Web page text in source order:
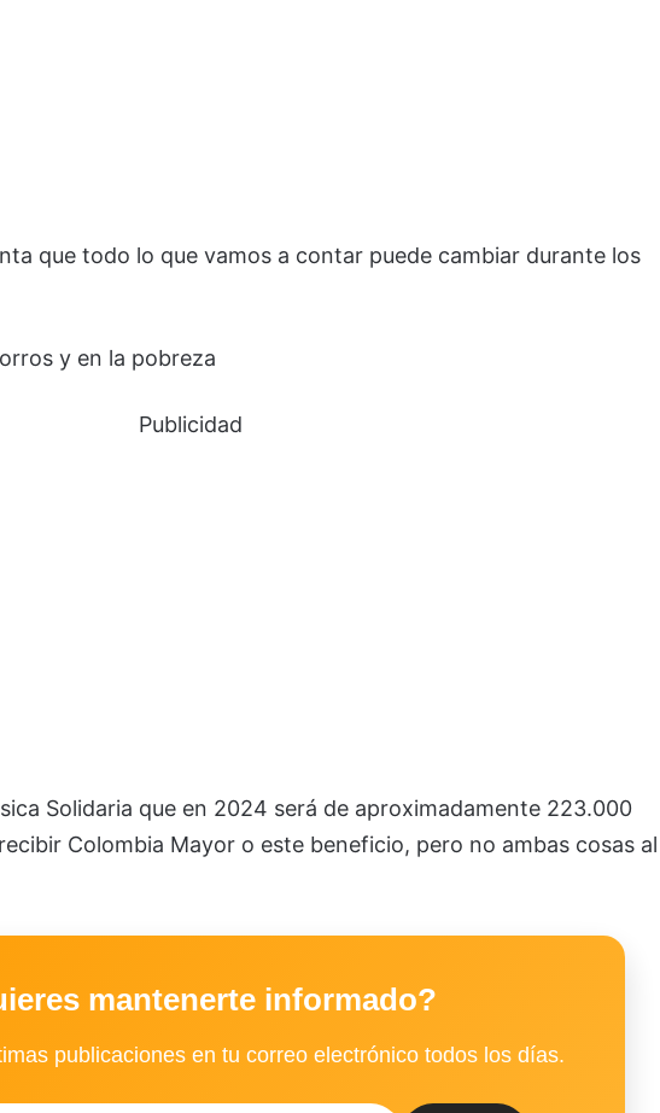
que todo lo que vamos a contar puede cambiar durante los
y en la pobreza
Publicidad
Solidaria que en 2024 será de aproximadamente 223.000
Colombia Mayor o este beneficio, pero no ambas cosas al
mantenerte informado?
publicaciones en tu correo electrónico todos los días.